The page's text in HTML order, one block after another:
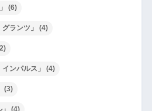
(6)
ランツ」 (4)
ンパルス」 (4)
(3)
(4)